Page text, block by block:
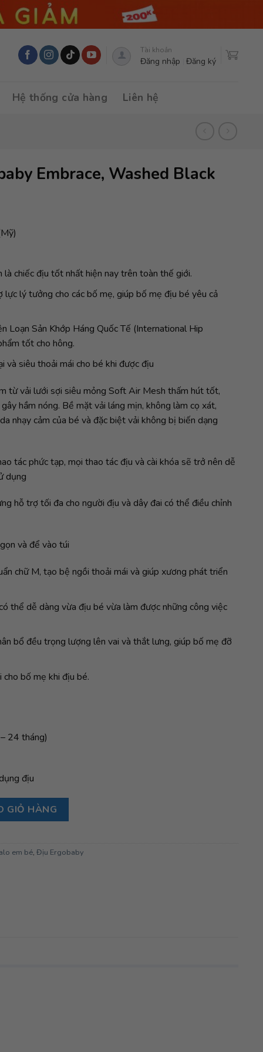
Tài khoản
Đăng nhập Đăng ký
Hệ thống cửa hàng Liên hệ
Embrace, Washed Black
là chiếc địu tốt nhất hiện nay trên toàn thế giới.
lý tưởng cho các bố mẹ, giúp bố mẹ địu bé yêu cả
Loạn Sản Khớp Háng Quốc Tế (International Hip
tốt cho hông.
và siêu thoải mái cho bé khi được địu
từ vải lưới sợi siêu mỏng Soft Air Mesh thấm hút tốt,
hầm nóng. Bề mặt vải láng mịn, không làm cọ xát,
nhạy cảm của bé và đặc biệt vải không bị biến dạng
tác phức tạp, mọi thao tác địu và cài khóa sẽ trở nên dễ
dụng
hỗ trợ tối đa cho người địu và dây đai có thể điều chỉnh
và để vào túi
chữ M, tạo bệ ngồi thoải mái và giúp xương phát triển
thể dễ dàng vừa địu bé vừa làm được những công việc
bổ đều trọng lượng lên vai và thắt lưng, giúp bố mẹ đỡ
bố mẹ khi địu bé.
24 tháng)
địu
Black số lượng
GIỎ HÀNG
em bé, Địu Ergobaby